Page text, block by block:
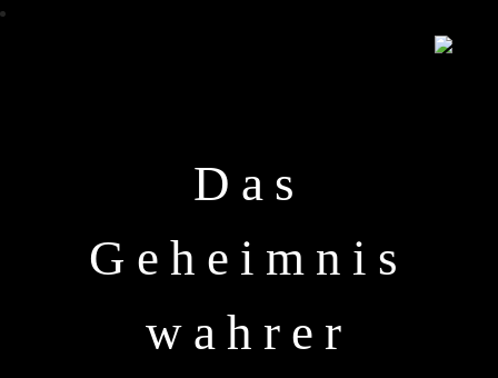
Das
Geheimnis
wahrer